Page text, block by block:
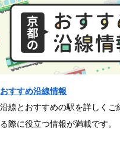
すすめ沿線情報
線とおすすめの駅を詳しくご
際に役立つ情報が満載です。